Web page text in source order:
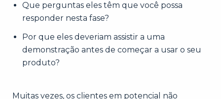
Que perguntas eles têm que você possa
responder nesta fase?
Por que eles deveriam assistir a uma
demonstração antes de começar a usar o seu
produto?
Muitas vezes, os clientes em potencial não